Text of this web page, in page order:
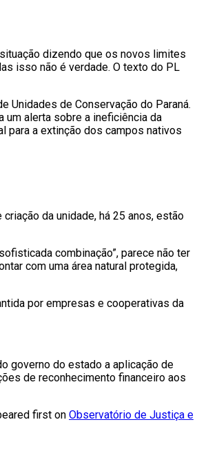
dizendo que os novos limites
isso não é verdade. O texto do PL
Unidades de Conservação do Paraná.
um alerta sobre a ineficiência da
para a extinção dos campos nativos
da unidade, há 25 anos, estão
combinação”, parece não ter
com uma área natural protegida,
por empresas e cooperativas da
governo do estado a aplicação de
de reconhecimento financeiro aos
first on Observatório de Justiça e